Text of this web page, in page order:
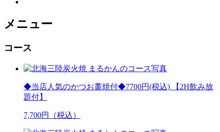
メニュー
コース
◆当店人気のかつお藁焼付◆7700円(税込) 【2H飲み放
題付】
7,700円（税込）